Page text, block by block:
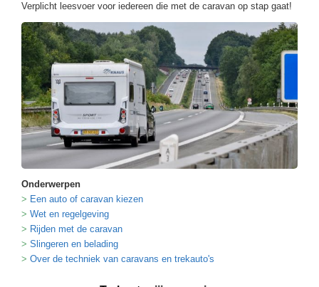
Verplicht leesvoer voor iedereen die met de caravan op stap gaat!
Onderwerpen
Een auto of caravan kiezen
Wet en regelgeving
Rijden met de caravan
Slingeren en belading
Over de techniek van caravans en trekauto's